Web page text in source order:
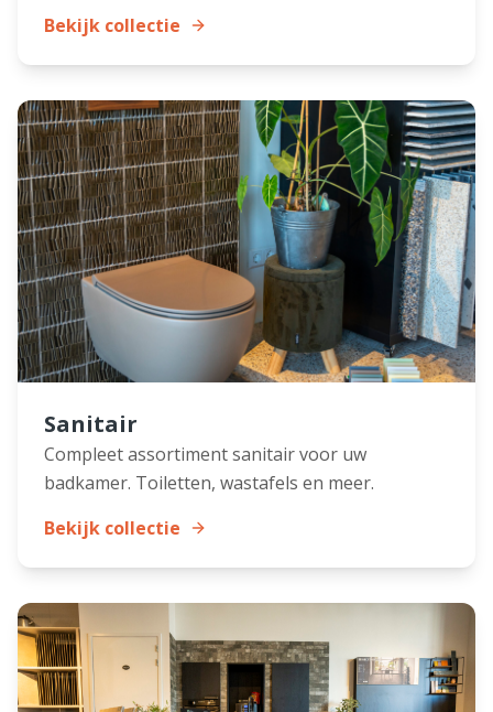
Bekijk collectie
Sanitair
Compleet assortiment sanitair voor uw
badkamer. Toiletten, wastafels en meer.
Bekijk collectie